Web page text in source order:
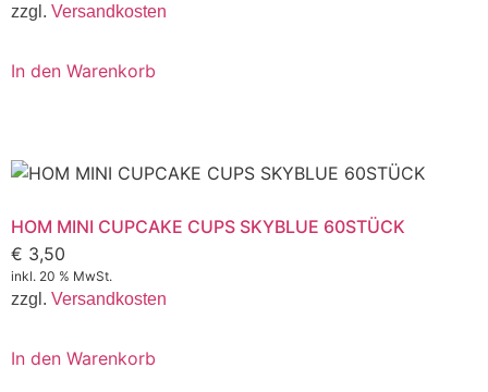
zzgl. Versandkosten
In den Warenkorb
HOM MINI CUPCAKE CUPS SKYBLUE 60STÜCK
€ 3,50
inkl. 20 % MwSt.
zzgl. Versandkosten
In den Warenkorb